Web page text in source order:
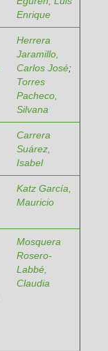
Enrique
Herrera
Jaramillo,
Carlos José;
Torres
Pacheco,
Silvana
Carrera
Suárez,
Isabel
Katz García,
Mauricio
Mosquera
Rosero-
Labbé,
Claudia